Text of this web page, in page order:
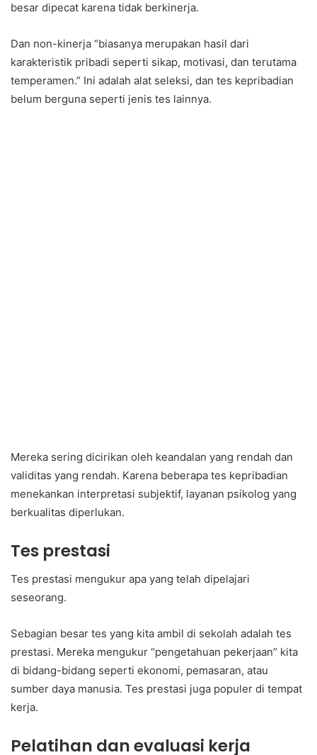
besar dipecat karena tidak berkinerja.
Dan non-kinerja “biasanya merupakan hasil dari
karakteristik pribadi seperti sikap, motivasi, dan terutama
temperamen.” Ini adalah alat seleksi, dan tes kepribadian
belum berguna seperti jenis tes lainnya.
Mereka sering dicirikan oleh keandalan yang rendah dan
validitas yang rendah. Karena beberapa tes kepribadian
menekankan interpretasi subjektif, layanan psikolog yang
berkualitas diperlukan.
Tes prestasi
Tes prestasi mengukur apa yang telah dipelajari
seseorang.
Sebagian besar tes yang kita ambil di sekolah adalah tes
prestasi. Mereka mengukur “pengetahuan pekerjaan” kita
di bidang-bidang seperti ekonomi, pemasaran, atau
sumber daya manusia. Tes prestasi juga populer di tempat
kerja.
Pelatihan dan evaluasi kerja